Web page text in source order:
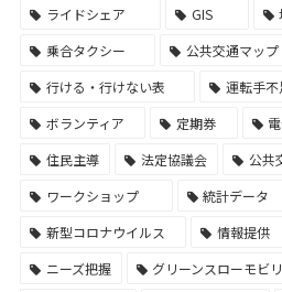
ライドシェア
GIS
乗合タクシー
公共交通マップ
行ける・行けない表
運転手不
ボランティア
定期券
住民主導
法定協議会 公共
ワークショップ
統計データ
新型コロナウイルス
情報提供
ニーズ把握
グリーンスローモビ